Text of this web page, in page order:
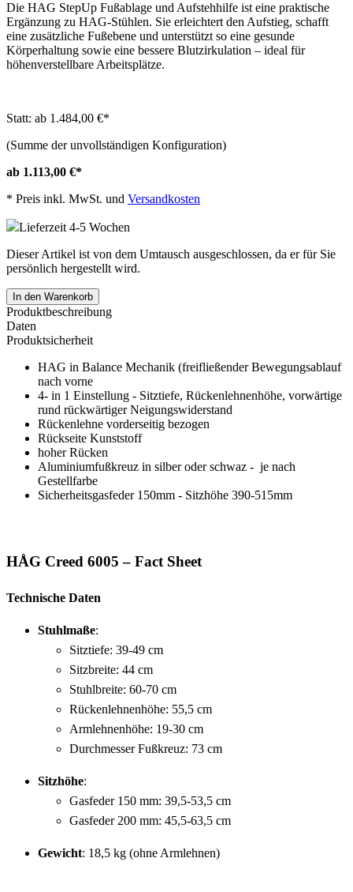
Die HAG StepUp Fußablage und Aufstehhilfe ist eine praktische
Ergänzung zu HAG-Stühlen. Sie erleichtert den Aufstieg, schafft
eine zusätzliche Fußebene und unterstützt so eine gesunde
Körperhaltung sowie eine bessere Blutzirkulation – ideal für
höhenverstellbare Arbeitsplätze.
Statt: ab 1.484,00 €*
(Summe der unvollständigen Konfiguration)
ab 1.113,00 €*
* Preis inkl. MwSt. und Versandkosten
Lieferzeit 4-5 Wochen
Dieser Artikel ist von dem Umtausch ausgeschlossen, da er für Sie
persönlich hergestellt wird.
In den Warenkorb
Produktbeschreibung
Daten
Produktsicherheit
HAG in Balance Mechanik (freifließender Bewegungsablauf
nach vorne
4- in 1 Einstellung - Sitztiefe, Rückenlehnenhöhe, vorwärtige
rund rückwärtiger Neigungswiderstand
Rückenlehne vorderseitig bezogen
Rückseite Kunststoff
hoher Rücken
Aluminiumfußkreuz in silber oder schwaz - je nach
Gestellfarbe
Sicherheitsgasfeder 150mm - Sitzhöhe 390-515mm
HÅG Creed 6005 – Fact Sheet
Technische Daten
Stuhlmaße:
Sitztiefe: 39-49 cm
Sitzbreite: 44 cm
Stuhlbreite: 60-70 cm
Rückenlehnenhöhe: 55,5 cm
Armlehnenhöhe: 19-30 cm
Durchmesser Fußkreuz: 73 cm
Sitzhöhe:
Gasfeder 150 mm: 39,5-53,5 cm
Gasfeder 200 mm: 45,5-63,5 cm
Gewicht: 18,5 kg (ohne Armlehnen)